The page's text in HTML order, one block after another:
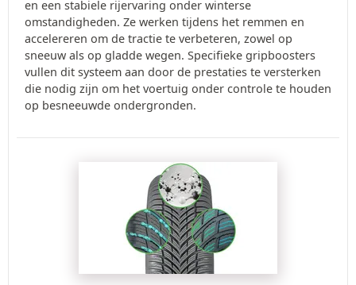
en een stabiele rijervaring onder winterse
omstandigheden. Ze werken tijdens het remmen en
accelereren om de tractie te verbeteren, zowel op
sneeuw als op gladde wegen. Specifieke gripboosters
vullen dit systeem aan door de prestaties te versterken
die nodig zijn om het voertuig onder controle te houden
op besneeuwde ondergronden.